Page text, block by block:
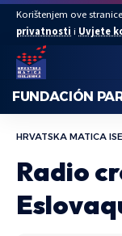
Korištenjem ove
privatnosti i Uvjete
FUNDACIÓN
HRVATSKA MATICA
Radio